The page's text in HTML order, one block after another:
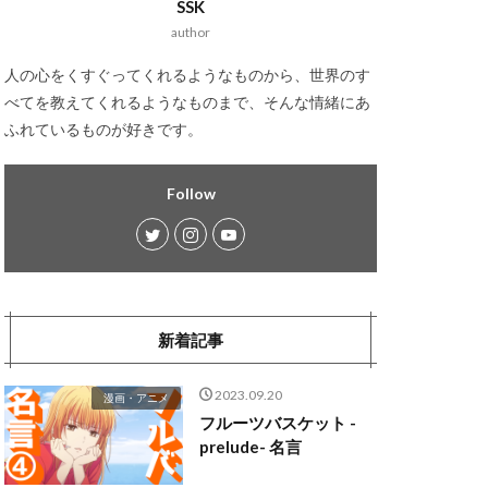
SSK
author
人の心をくすぐってくれるようなものから、世界のす
べてを教えてくれるようなものまで、そんな情緒にあ
ふれているものが好きです。
Follow
新着記事
漫画・アニメ 2023.09.20
フルーツバスケット -
prelude- 名言